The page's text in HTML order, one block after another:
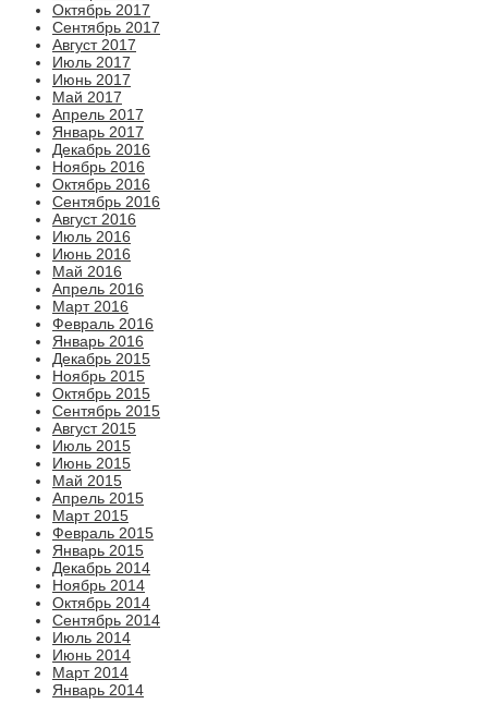
Октябрь 2017
Сентябрь 2017
Август 2017
Июль 2017
Июнь 2017
Май 2017
Апрель 2017
Январь 2017
Декабрь 2016
Ноябрь 2016
Октябрь 2016
Сентябрь 2016
Август 2016
Июль 2016
Июнь 2016
Май 2016
Апрель 2016
Март 2016
Февраль 2016
Январь 2016
Декабрь 2015
Ноябрь 2015
Октябрь 2015
Сентябрь 2015
Август 2015
Июль 2015
Июнь 2015
Май 2015
Апрель 2015
Март 2015
Февраль 2015
Январь 2015
Декабрь 2014
Ноябрь 2014
Октябрь 2014
Сентябрь 2014
Июль 2014
Июнь 2014
Март 2014
Январь 2014